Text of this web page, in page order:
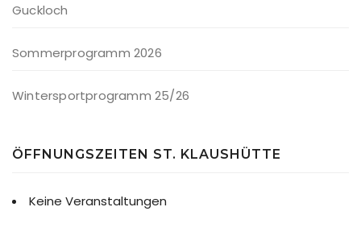
Guckloch
Sommerprogramm 2026
Wintersportprogramm 25/26
ÖFFNUNGSZEITEN ST. KLAUSHÜTTE
Keine Veranstaltungen